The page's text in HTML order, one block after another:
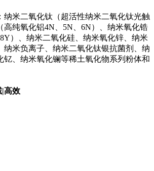
纳米二氧化钛（超活性纳米二氧化钛光触
高纯氧化铝4N、5N、6N）、纳米氧化锆
）、纳米二氧化硅、纳米氧化锌、纳米
纳米负离子、纳米二氧化钛银抗菌剂、纳
钇、纳米氧化镧等稀土氧化物系列粉体和
|高效